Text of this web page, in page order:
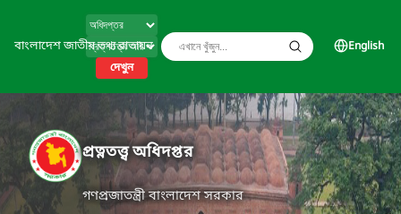
বাংলাদেশ জাতীয় তথ্য বাতায়ন
দেখুন
English
প্রত্নতত্ত্ব অধিদপ্তর
গণপ্রজাতন্ত্রী বাংলাদেশ সরকার